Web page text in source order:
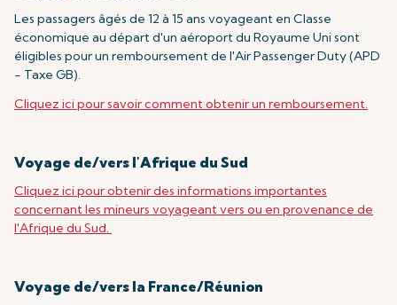
Les passagers âgés de 12 à 15 ans voyageant en Classe
économique au départ d'un aéroport du Royaume Uni sont
éligibles pour un remboursement de l'Air Passenger Duty (APD
- Taxe GB).
Cliquez ici pour savoir comment obtenir un remboursement.
Voyage de/vers l'Afrique du Sud
Cliquez ici pour obtenir des informations importantes
concernant les mineurs voyageant vers ou en provenance de
l'Afrique du Sud.
Voyage de/vers la France/Réunion